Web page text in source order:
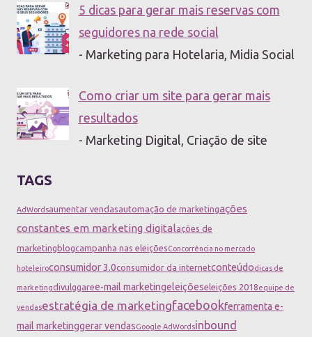
5 dicas para gerar mais reservas com
seguidores na rede social
- Marketing para Hotelaria, Midia Social
Como criar um site para gerar mais
resultados
- Marketing Digital, Criação de site
TAGS
AdWordsaumentar vendasautomação de marketingações
constantes em marketing digitalações de
marketingblogcampanha nas eleiçõesConcorrência no mercado
hoteleiroconsumidor 3.0consumidor da internetconteúdodicas de
marketingdivulggaree-mail marketingeleiçõeseleições 2018equipe de
vendasestratégia de marketingfacebookferramenta e-
mail marketinggerar vendasGoogle AdWordsinbound